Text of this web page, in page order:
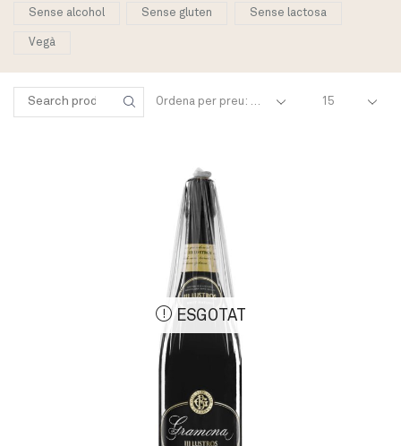
Cercar:
Products
ESGOTAT
Sense alcohol Sense gluten Sense lactosa
Vegà